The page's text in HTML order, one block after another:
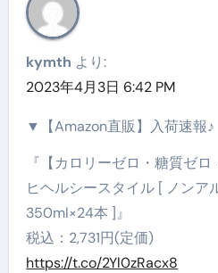
kymth より:
2023年4月3日 6:42 PM
▼【Amazon直販】入荷速報♪
『【カロリーゼロ・糖質ゼ
ヒヘルシースタイル [ ノンア
350ml×24本 ]』
税込：2,731円(定価)
https://t.co/2Yl0zRacx8